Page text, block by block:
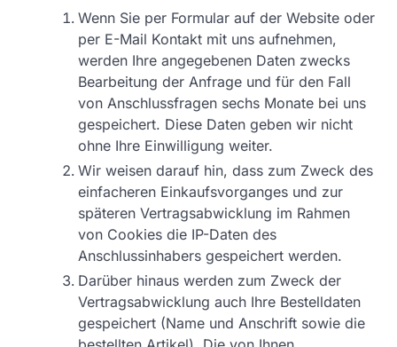
Wenn Sie per Formular auf der Website oder
per E-Mail Kontakt mit uns aufnehmen,
werden Ihre angegebenen Daten zwecks
Bearbeitung der Anfrage und für den Fall
von Anschlussfragen sechs Monate bei uns
gespeichert. Diese Daten geben wir nicht
ohne Ihre Einwilligung weiter.
Wir weisen darauf hin, dass zum Zweck des
einfacheren Einkaufsvorganges und zur
späteren Vertragsabwicklung im Rahmen
von Cookies die IP-Daten des
Anschlussinhabers gespeichert werden.
Darüber hinaus werden zum Zweck der
Vertragsabwicklung auch Ihre Bestelldaten
gespeichert (Name und Anschrift sowie die